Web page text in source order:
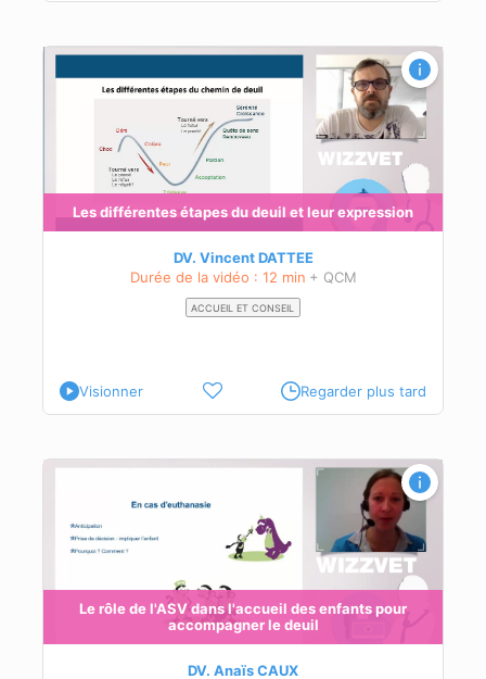
Les différentes étapes du deuil et leur expression
DV. Vincent DATTEE
Durée de la vidéo : 12 min + QCM
ACCUEIL ET CONSEIL
Visionner Regarder plus tard
Le rôle de l'ASV dans l'accueil des enfants pour
accompagner le deuil
DV. Anaïs CAUX